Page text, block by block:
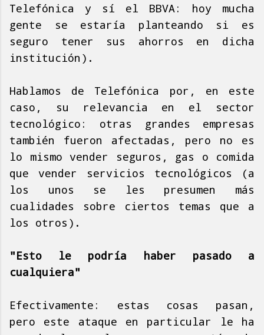
Telefónica y sí el BBVA: hoy mucha
gente se estaría planteando si es
seguro tener sus ahorros en dicha
institución).
Hablamos de Telefónica por, en este
caso, su relevancia en el sector
tecnológico: otras grandes empresas
también fueron afectadas, pero no es
lo mismo vender seguros, gas o comida
que vender servicios tecnológicos (a
los unos se les presumen más
cualidades sobre ciertos temas que a
los otros).
"Esto le podría haber pasado a
cualquiera"
Efectivamente: estas cosas pasan,
pero este ataque en particular le ha